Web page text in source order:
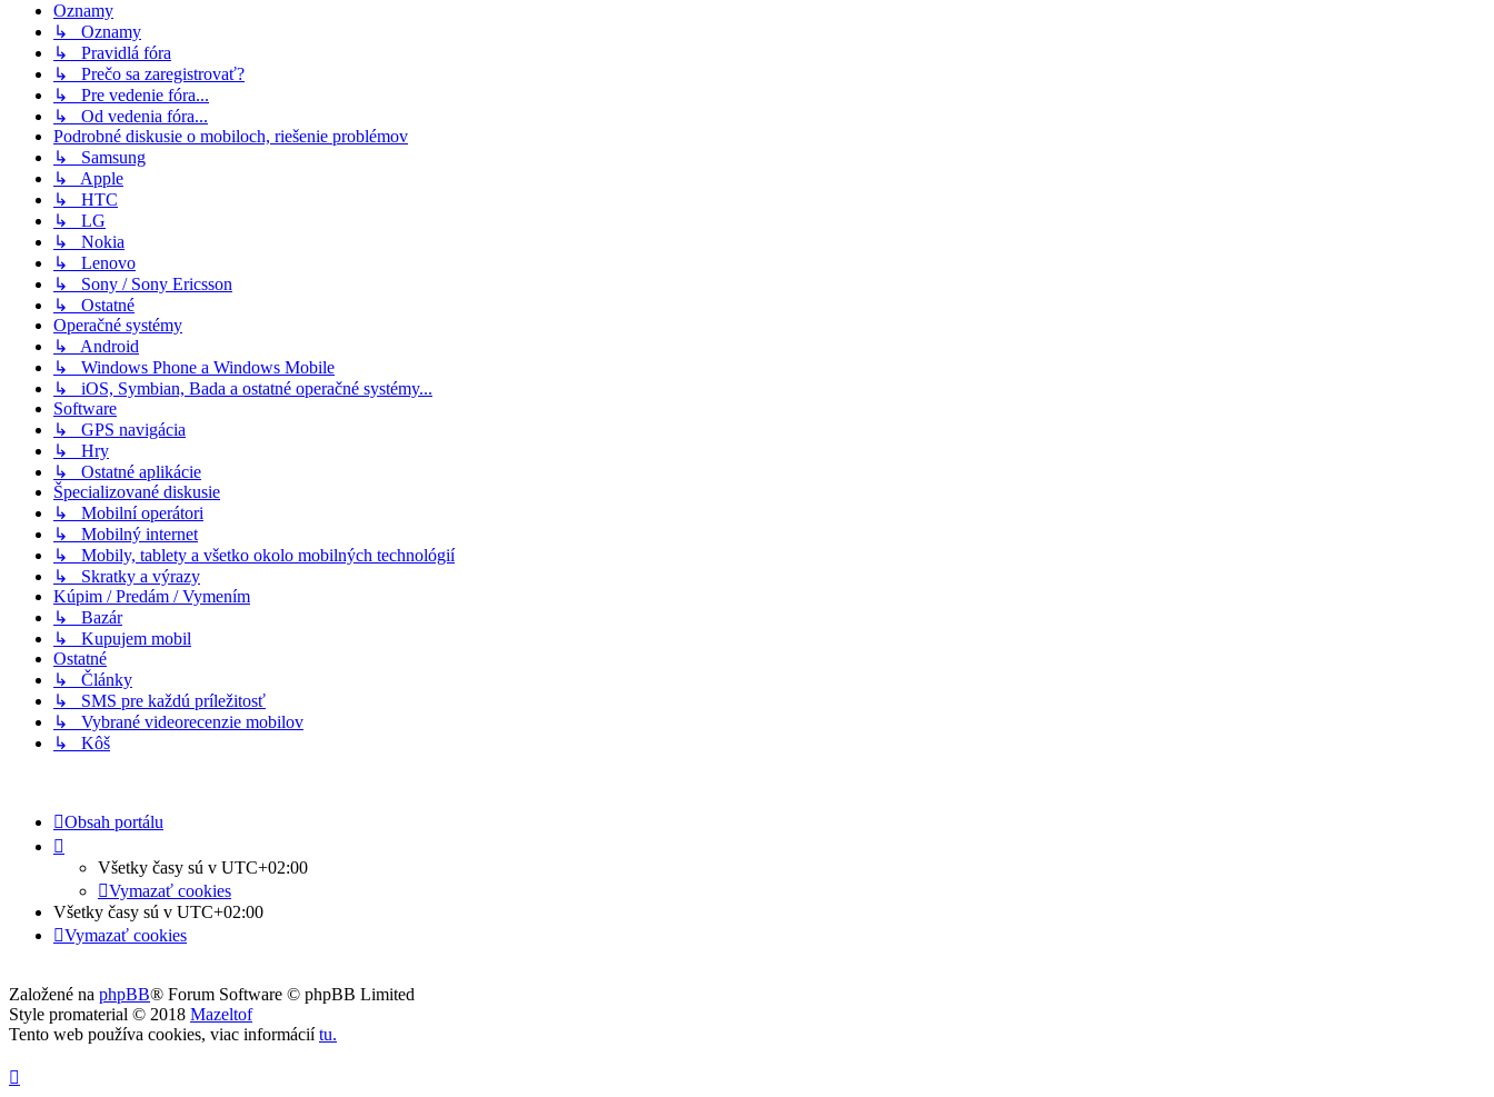
Oznamy
↳ Oznamy
↳ Pravidlá fóra
↳ Prečo sa zaregistrovať?
↳ Pre vedenie fóra...
↳ Od vedenia fóra...
Podrobné diskusie o mobiloch, riešenie problémov
↳ Samsung
↳ Apple
↳ HTC
↳ LG
↳ Nokia
↳ Lenovo
↳ Sony / Sony Ericsson
↳ Ostatné
Operačné systémy
↳ Android
↳ Windows Phone a Windows Mobile
↳ iOS, Symbian, Bada a ostatné operačné systémy...
Software
↳ GPS navigácia
↳ Hry
↳ Ostatné aplikácie
Špecializované diskusie
↳ Mobilní operátori
↳ Mobilný internet
↳ Mobily, tablety a všetko okolo mobilných technológií
↳ Skratky a výrazy
Kúpim / Predám / Vymením
↳ Bazár
↳ Kupujem mobil
Ostatné
↳ Články
↳ SMS pre každú príležitosť
↳ Vybrané videorecenzie mobilov
↳ Kôš
Obsah portálu
Všetky časy sú v UTC+02:00
Vymazať cookies
Všetky časy sú v UTC+02:00
Vymazať cookies
Založené na phpBB® Forum Software © phpBB Limited
Style promaterial © 2018 Mazeltof
Tento web používa cookies, viac informáciítu.